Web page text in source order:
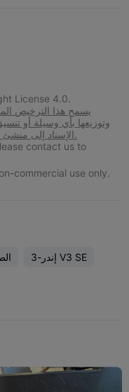
License 4.0.
وتوزيعها بأي وسيلة أو
الإسناد إلى منشئ المحتوى. يسمح الترخيص بالاستخدام التجاري.
contact us to
commercial use only.
إندر-3 V3 SE